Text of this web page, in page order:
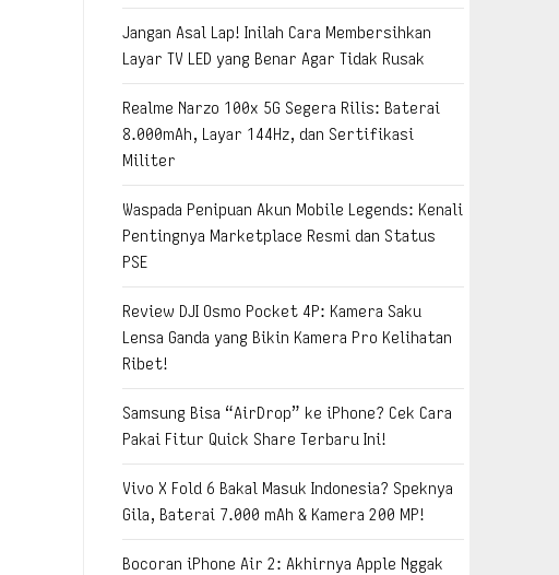
Jangan Asal Lap! Inilah Cara Membersihkan
Layar TV LED yang Benar Agar Tidak Rusak
Realme Narzo 100x 5G Segera Rilis: Baterai
8.000mAh, Layar 144Hz, dan Sertifikasi
Militer
Waspada Penipuan Akun Mobile Legends: Kenali
Pentingnya Marketplace Resmi dan Status
PSE
Review DJI Osmo Pocket 4P: Kamera Saku
Lensa Ganda yang Bikin Kamera Pro Kelihatan
Ribet!
Samsung Bisa “AirDrop” ke iPhone? Cek Cara
Pakai Fitur Quick Share Terbaru Ini!
Vivo X Fold 6 Bakal Masuk Indonesia? Speknya
Gila, Baterai 7.000 mAh & Kamera 200 MP!
Bocoran iPhone Air 2: Akhirnya Apple Nggak